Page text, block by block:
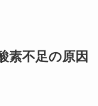
素不足の原因